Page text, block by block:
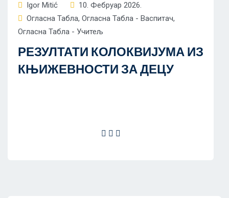
Igor Mitić
10. Фебруар 2026.
Огласна Табла, Огласна Табла - Васпитач,
Огласна Табла - Учитељ
РЕЗУЛТАТИ КОЛОКВИЈУМА ИЗ
КЊИЖЕВНОСТИ ЗА ДЕЦУ